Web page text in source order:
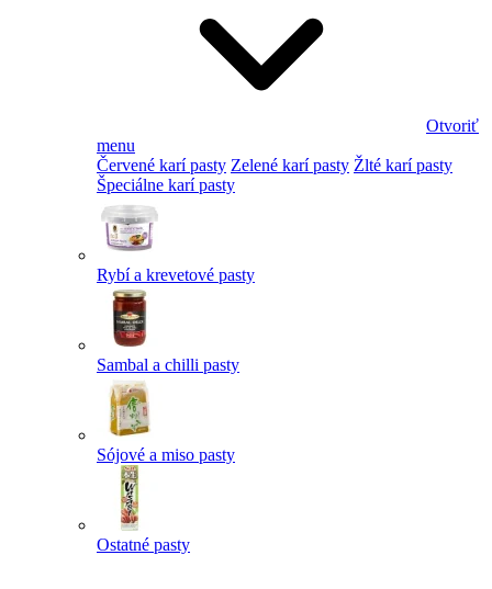
Otvoriť
menu
Červené karí pasty Zelené karí pasty Žlté karí pasty
Špeciálne karí pasty
Rybí a krevetové pasty
Sambal a chilli pasty
Sójové a miso pasty
Ostatné pasty